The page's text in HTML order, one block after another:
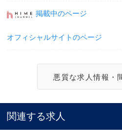
掲載中のページ
オフィシャルサイトのページ
悪質な求人情報・
関連する求人